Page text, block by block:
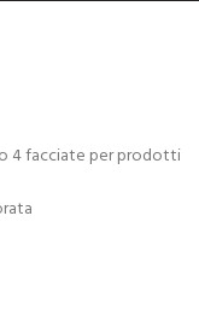
4 facciate per prodotti